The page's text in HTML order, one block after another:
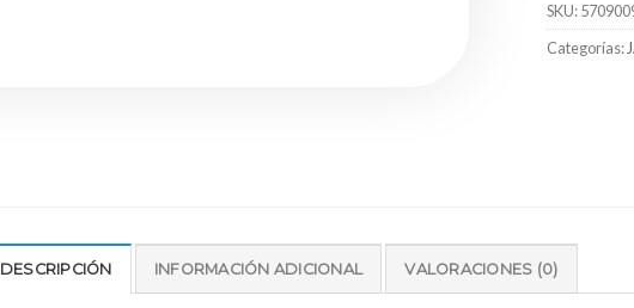
SKU:
Categorías:
DESCRIPCIÓN INFORMACIÓN ADICIONAL VALORACIONES (0)